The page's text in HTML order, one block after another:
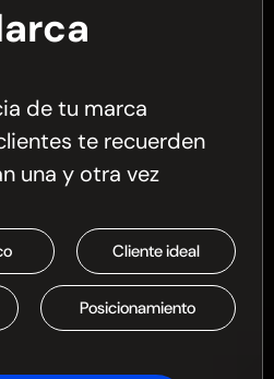
de tu marca
te recuerden
una y otra vez
Cliente ideal
Posicionamiento